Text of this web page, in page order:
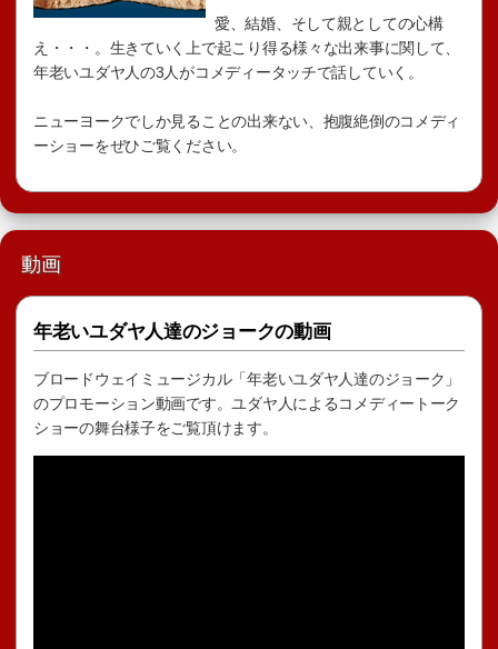
愛、結婚、そして親としての心構
え・・・。生きていく上で起こり得る様々な出来事に関して、
年老いユダヤ人の3人がコメディータッチで話していく。
ニューヨークでしか見ることの出来ない、抱腹絶倒のコメディ
ーショーをぜひご覧ください。
動画
年老いユダヤ人達のジョークの動画
ブロードウェイミュージカル「年老いユダヤ人達のジョーク」
のプロモーション動画です。ユダヤ人によるコメディートーク
ショーの舞台様子をご覧頂けます。